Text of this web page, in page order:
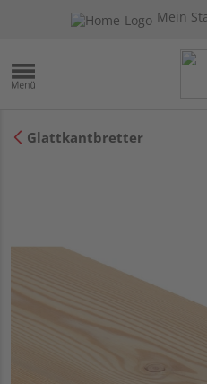
Mein
Glattkantbretter